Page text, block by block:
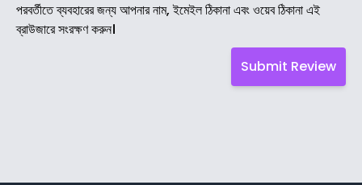
পরবর্তীতে ব্যবহারের জন্য আপনার নাম, ইমেইল ঠিকানা এবং ওয়েব ঠিকানা এই
ব্রাউজারে সংরক্ষণ করুন।